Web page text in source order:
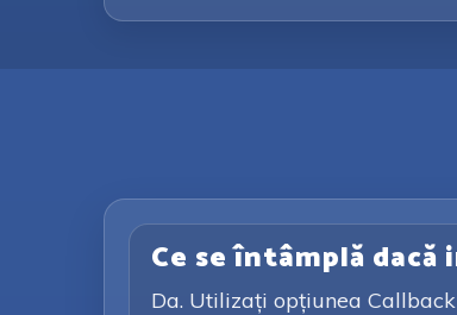
Ce se întâmplă
Da. Utilizați opțiunea